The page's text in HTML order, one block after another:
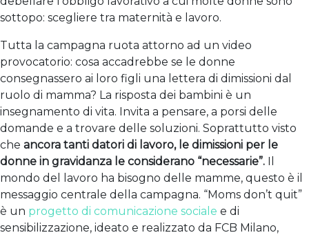
sottopo: scegliere tra maternità e lavoro.
Tutta la campagna ruota attorno ad un video
provocatorio: cosa accadrebbe se le donne
consegnassero ai loro figli una lettera di dimissioni dal
ruolo di mamma? La risposta dei bambini è un
insegnamento di vita. Invita a pensare, a porsi delle
domande e a trovare delle soluzioni. Soprattutto visto
che ancora tanti datori di lavoro, le dimissioni per le
donne in gravidanza le considerano “necessarie”. Il
mondo del lavoro ha bisogno delle mamme, questo è il
messaggio centrale della campagna. “Moms don’t quit”
è un progetto di comunicazione sociale e di
sensibilizzazione, ideato e realizzato da FCB Milano,